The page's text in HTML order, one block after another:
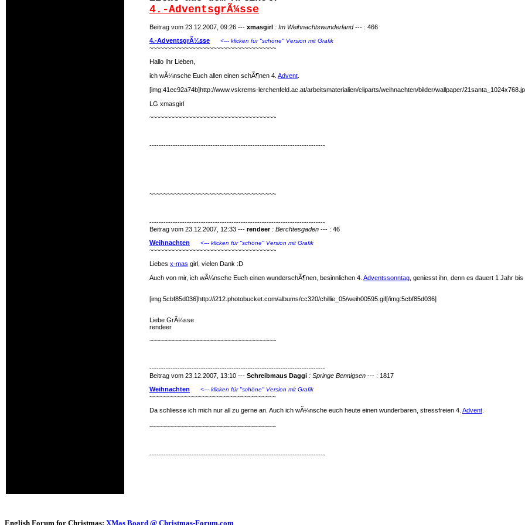
4.-AdventsgrÃ¼sse
Beitrag vom 23.12.2007, 09:26 --- xmasgirl : Im Weihnachtswunderland--- : 466
4.-AdventsgrÃ¼sse
<--- klicken für "schöne" Version mit Grafik
~~~~~~~~~~~~~~~~~~~~~~~~~~~~~~~~~~~~
Hallo Ihr Lieben,
ich wÃ¼nsche Euch allen einen schÃ¶nen 4. Advent
[img:41ec92a74b]http://www.vskrems-lerchenfeld.ac.at/arbeitsmaterialien/cliparts/weihnachten/bilder/wallpaper/
LG xmasgirl
~~~~~~~~~~~~~~~~~~~~~~~~~~~~~~~~~~~~
---------------------------------------------------------------------------
~~~~~~~~~~~~~~~~~~~~~~~~~~~~~~~~~~~~
---------------------------------------------------------------------------
Beitrag vom 23.12.2007, 12:33 --- rendeer : Berchtesgaden --- : 46
Weihnachten
<--- klicken für "schöne" Version mit Grafik
~~~~~~~~~~~~~~~~~~~~~~~~~~~~~~~~~~~~
Liebes x-mas girl, vielen Dank :D
Auch von mir, ich wÃ¼nsche Euch einen wunderschÃ¶nen, besinnlichen 4. Adventssonntag , geniesst ihn, denn es dauert 1 Jahr
[img:5cbf85d036]http://i212.photobucket.com/albums/cc320/chillie_05/weih00595.gif[/img:5cbf85d036]
Liebe GrÃ¼sse
rendeer
~~~~~~~~~~~~~~~~~~~~~~~~~~~~~~~~~~~~
---------------------------------------------------------------------------
Beitrag vom 23.12.2007, 13:10 --- Schreibmaus Daggi : Springe Bennigsen --- : 1817
Weihnachten
<--- klicken für "schöne" Version mit Grafik
~~~~~~~~~~~~~~~~~~~~~~~~~~~~~~~~~~~~
Da schliesse ich mich nur all zu gerne an. Auch ich wÃ¼nsche euch heute einen wunderbaren, stressfreien 4. Advent
~~~~~~~~~~~~~~~~~~~~~~~~~~~~~~~~~~~~
---------------------------------------------------------------------------
English Forum for Christmas: XMas Board @ Christmas-Forum.com